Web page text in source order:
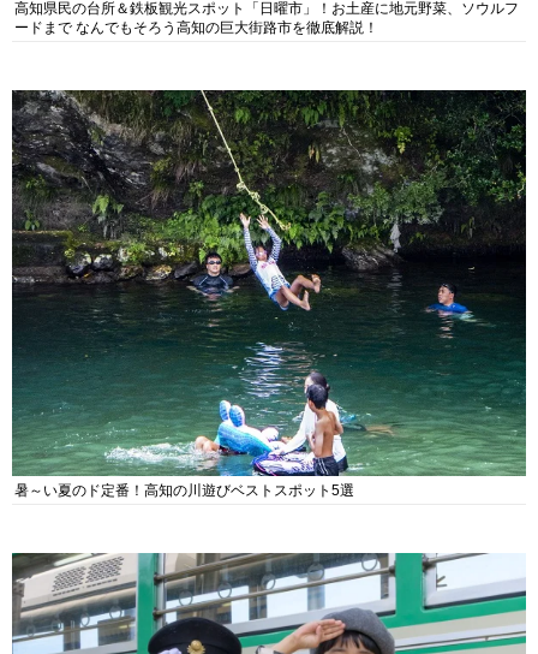
高知県民の台所＆鉄板観光スポット「日曜市」！お土産に地元野菜、ソウルフ
ードまで なんでもそろう高知の巨大街路市を徹底解説！
暑～い夏のド定番！高知の川遊びベストスポット5選